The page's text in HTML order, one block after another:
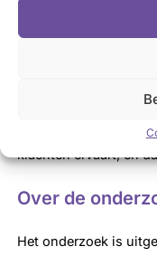
artsen die patiënten
leeftijdsafhankelijke
beschreven: “Doel
dat de patiënt
klachten ervaart, en
Over de
Het onderzoek is